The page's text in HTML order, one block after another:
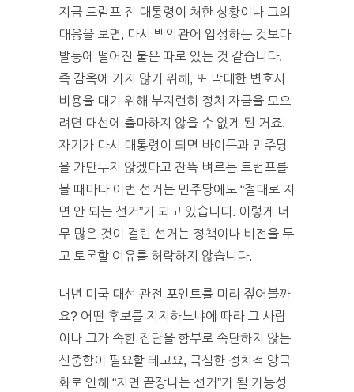
지금 트럼프 전 대통령이 처한 상황이나 그의
대응을 보면, 다시 백악관에 입성하는 것보다
발등에 떨어진 불은 따로 있는 것 같습니다.
즉 감옥에 가지 않기 위해, 또 막대한 변호사
비용을 대기 위해 부지런히 정치 자금을 모으
려면 대선에 출마하지 않을 수 없게 된 거죠.
자기가 다시 대통령이 되면 바이든과 민주당
을 가만두지 않겠다고 잔뜩 벼르는 트럼프를
볼 때마다 이번 선거는 민주당에도 “절대로 지
면 안 되는 선거”가 되고 있습니다. 이렇게 너
무 많은 것이 걸린 선거는 정책이나 비전을 두
고 토론할 여유를 허락하지 않습니다.
내년 미국 대선 관전 포인트를 미리 짚어볼까
요? 어떤 후보를 지지하느냐에 따라 그 사람
이나 그가 속한 집단을 함부로 속단하지 않는
신중함이 필요할 테고요, 극심한 정치적 양극
화로 인해 “지면 끝장나는 선거”가 될 가능성